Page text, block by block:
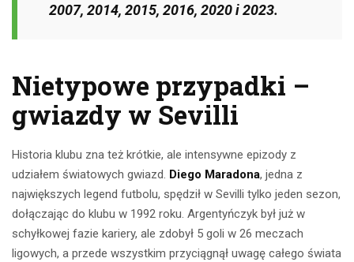
2007, 2014, 2015, 2016, 2020 i 2023.
Nietypowe przypadki –
gwiazdy w Sevilli
Historia klubu zna też krótkie, ale intensywne epizody z
udziałem światowych gwiazd. Diego Maradona, jedna z
największych legend futbolu, spędził w Sevilli tylko jeden sezon,
dołączając do klubu w 1992 roku. Argentyńczyk był już w
schyłkowej fazie kariery, ale zdobył 5 goli w 26 meczach
ligowych, a przede wszystkim przyciągnął uwagę całego świata